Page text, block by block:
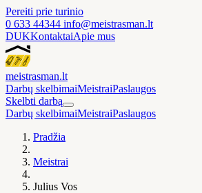
Pereiti prie turinio
0 633 44344 info@meistrasman.lt
DUKKontaktaiApie mus
meistrasman.lt
Darbų skelbimaiMeistraiPaslaugos
Skelbti darbą
Darbų skelbimaiMeistraiPaslaugos
Pradžia
Meistrai
Julius Vos